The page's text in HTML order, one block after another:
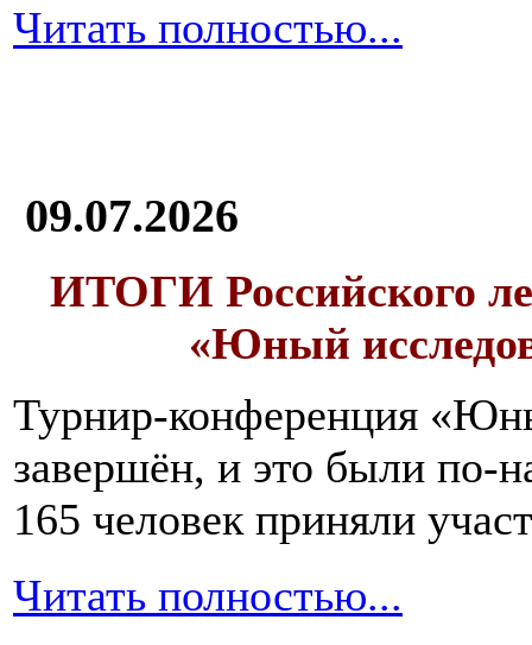
Читать полностью...
09.07.2026
ИТОГИ Российского
«Юный
Турнир-конференция
завершён, и это были по-
165 человек приняли
Читать полностью...